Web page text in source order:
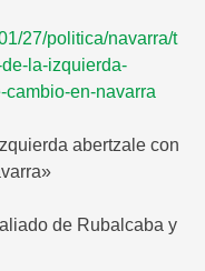
27/politica/navarra/t
la-izquierda-
en-navarra
abertzale con
de Rubalcaba y